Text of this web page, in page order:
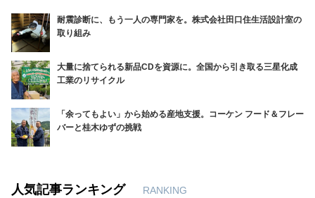
耐震診断に、もう一人の専門家を。株式会社田口住生活設計室の
取り組み
大量に捨てられる新品CDを資源に。全国から引き取る三星化成
工業のリサイクル
「余ってもよい」から始める産地支援。コーケン フード＆フレー
バーと桂木ゆずの挑戦
人気記事ランキング RANKING